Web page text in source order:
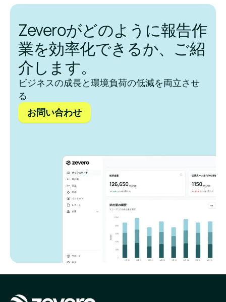
Zeveroがどのように報告作
業を効率化できるか、ご紹
介します。
ビジネスの成長と環境負荷の低減を両立させ
る
お問い合わせ